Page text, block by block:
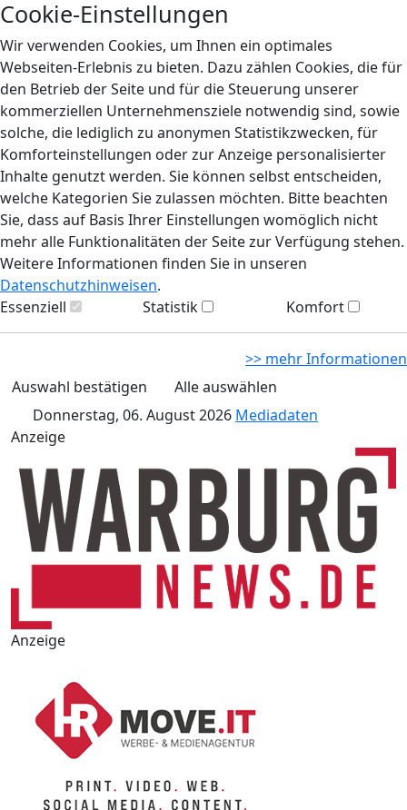
Cookie-Einstellungen
Wir verwenden Cookies, um Ihnen ein optimales
Webseiten-Erlebnis zu bieten. Dazu zählen Cookies, die für
den Betrieb der Seite und für die Steuerung unserer
kommerziellen Unternehmensziele notwendig sind, sowie
solche, die lediglich zu anonymen Statistikzwecken, für
Komforteinstellungen oder zur Anzeige personalisierter
Inhalte genutzt werden. Sie können selbst entscheiden,
welche Kategorien Sie zulassen möchten. Bitte beachten
Sie, dass auf Basis Ihrer Einstellungen womöglich nicht
mehr alle Funktionalitäten der Seite zur Verfügung stehen.
Weitere Informationen finden Sie in unseren
Datenschutzhinweisen.
Essenziell
Statistik Komfort
>> mehr Informationen
Auswahl bestätigen
Alle auswählen
Donnerstag, 06. August 2026 Mediadaten
Anzeige
Anzeige